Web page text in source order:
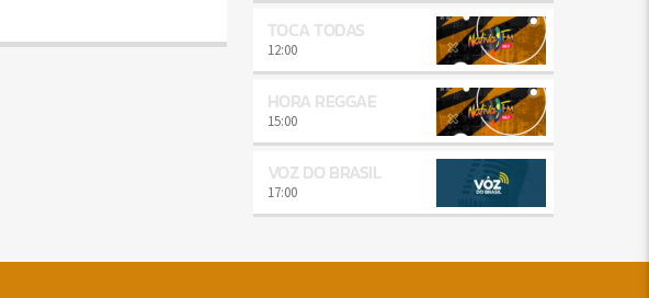
TOCA TODAS
12:00
HORA REGGAE
15:00
VOZ DO BRASIL
17:00